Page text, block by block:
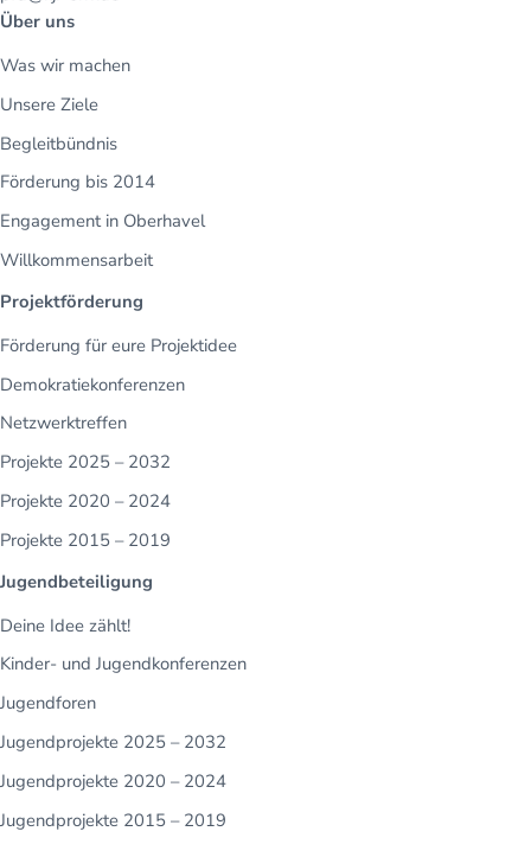
Über uns
Was wir machen
Unsere Ziele
Begleitbündnis
Förderung bis 2014
Engagement in Oberhavel
Willkommensarbeit
Projektförderung
Förderung für eure Projektidee
Demokratiekonferenzen
Netzwerktreffen
Projekte 2025 – 2032
Projekte 2020 – 2024
Projekte 2015 – 2019
Jugendbeteiligung
Deine Idee zählt!
Kinder- und Jugendkonferenzen
Jugendforen
Jugendprojekte 2025 – 2032
Jugendprojekte 2020 – 2024
Jugendprojekte 2015 – 2019